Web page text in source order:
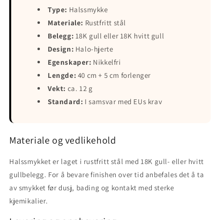
Type: Halssmykke
Materiale: Rustfritt stål
Belegg: 18K gull eller 18K hvitt gull
Design: Halo-hjerte
Egenskaper: Nikkelfri
Lengde: 40 cm + 5 cm forlenger
Vekt: ca. 12 g
Standard: I samsvar med EUs krav
Materiale og vedlikehold
Halssmykket er laget i rustfritt stål med 18K gull- eller hvitt
gullbelegg. For å bevare finishen over tid anbefales det å ta
av smykket før dusj, bading og kontakt med sterke
kjemikalier.